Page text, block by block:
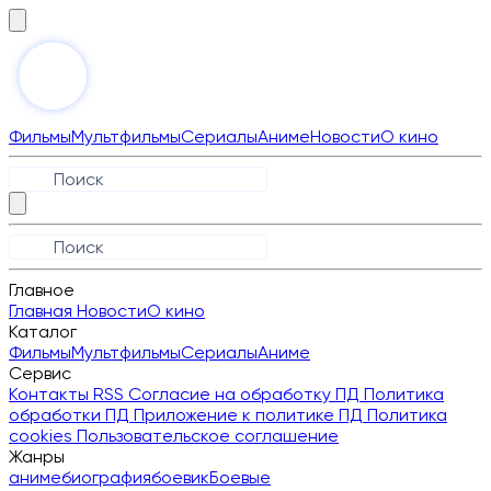
ФильмыМультфильмыСериалыАнимеНовостиО кино
Главное
Главная НовостиО кино
Каталог
ФильмыМультфильмыСериалыАниме
Сервис
Контакты RSS Согласие на обработку ПД Политика
обработки ПД Приложение к политике ПД Политика
cookies Пользовательское соглашение
Жанры
анимебиографиябоевикБоевые